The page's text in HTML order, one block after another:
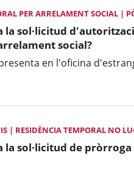
PER ARRELAMENT SOCIAL |
la sol·licitud
social?
en l'oficina
| RESIDÈNCIA TEMPORAL NO
la sol·licitud de